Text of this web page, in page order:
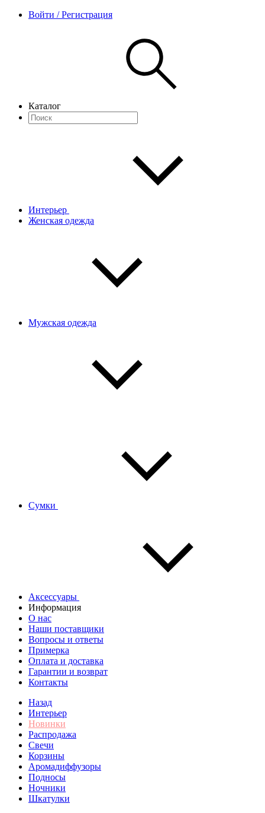
Войти / Регистрация
Каталог
Интерьер
Женская одежда
Мужская одежда
Сумки
Аксессуары
Информация
О нас
Наши поставщики
Вопросы и ответы
Примерка
Оплата и доставка
Гарантии и возврат
Контакты
Назад
Интерьер
Новинки
Распродажа
Свечи
Корзины
Аромадиффузоры
Подносы
Ночники
Шкатулки